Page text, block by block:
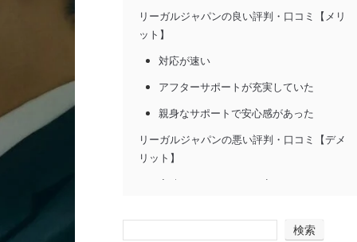
リーガルジャパンの良い評判・口コミ【メリ
ット】
対応が速い
アフターサポートが充実していた
親身なサポートで安心感があった
リーガルジャパンの悪い評判・口コミ【デメ
リット】
リーガルジャパンの特徴
検索